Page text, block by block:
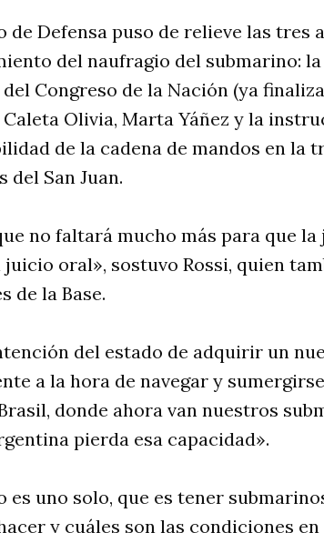
de Defensa puso de relieve las tres
del naufragio del submarino:
Congreso de la Nación (ya
Olivia, Marta Yáñez y la
de la cadena de mandos en la
San Juan.
no faltará mucho más para que
juicio oral», sostuvo Rossi, quien
de la Base.
del estado de adquirir un
a la hora de navegar y
donde ahora van nuestros
pierda esa capacidad».
es uno solo, que es tener
y cuáles son las condiciones